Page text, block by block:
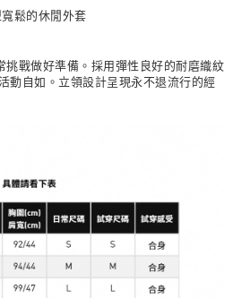
寬鬆的休閒外套
戰做好準備。採用彈性良好的耐磨織紋
動自如。立領設計呈現永不退流行的經